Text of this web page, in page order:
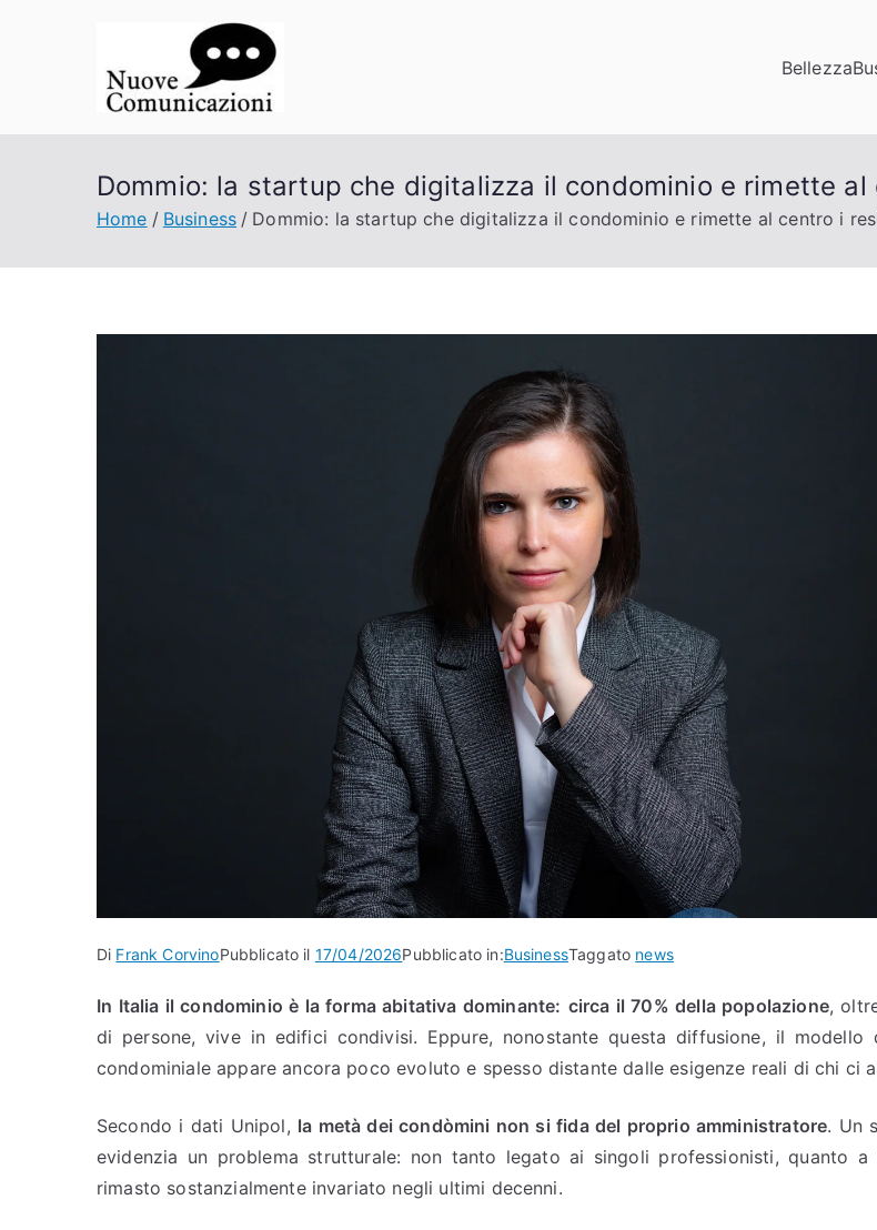
Bellezza
Dommio: la startup che digitalizza il condominio e rimette
Home Business Dommio: la startup che digitalizza il condominio e rimette al centro i
Di Frank CorvinoPubblicato il 17/04/2026Pubblicato in:BusinessTaggato news
In Italia il condominio è la forma abitativa dominante: circa il 70% della popolazione,
di persone, vive in edifici condivisi. Eppure, nonostante questa diffusione, il modello
condominiale appare ancora poco evoluto e spesso distante dalle esigenze reali di chi ci
Secondo i dati Unipol, la metà dei condòmini non si fida del proprio amministratore. Un
evidenzia un problema strutturale: non tanto legato ai singoli professionisti, quanto a
rimasto sostanzialmente invariato negli ultimi decenni.